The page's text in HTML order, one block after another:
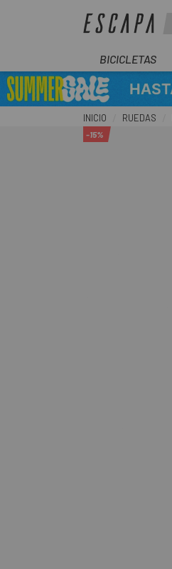
BICICLETAS
INICIO RUEDAS
-15%